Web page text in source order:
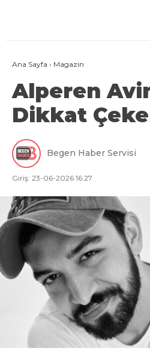
Ana Sayfa › Magazin
Alperen
Dikkat
Begen Haber Servisi
Giriş: 23-06-2026 16:27